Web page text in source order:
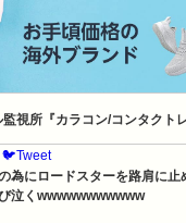
視所『カラコン/コンタクト
🐦Tweet
為にロードスターを路肩に
泣くwwwwwwwwwww